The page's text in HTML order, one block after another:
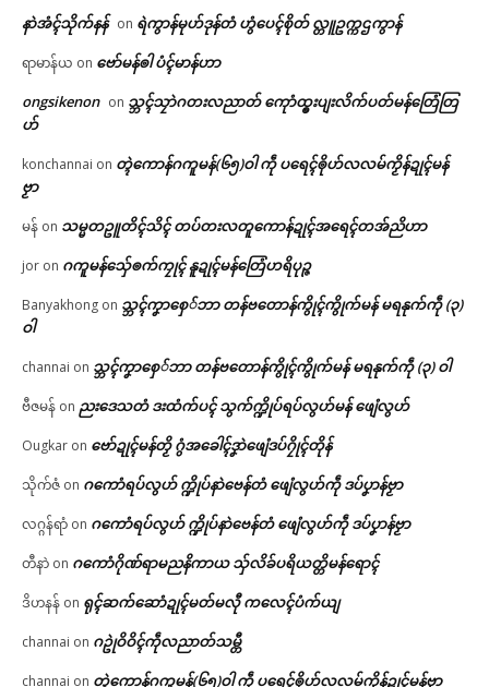
နာဲအံၚ်သိုက်နန် on ရဲကွာန်မုဟ်ဒုန်တံ ဟွံပေၚ်စိုတ် လ္တူဥက္ကဌကွာန်
ရာမာန်ယ on ဗော်မန်ၜါ ပံၚ်မာန်ဟာ
ongsikenon on သ္ဘၚ်သၠာဲဂတးလညာတ် ကေုာံထ္ၜးပျးလိက်ပတ်မန်တြေံတြ
ဟ်
konchannai on တ္ၚဲကောန်ဂကူမန်(၆၅)ဝါ ကဵု ပရေၚ်ၜိုဟ်လလမ်ကၟိန်ဍုၚ်မန်
ဗၟာ
မန် on သမ္မတဥူတိၚ်သိၚ် တပ်တးလတူကောန်ဍုၚ်အရေၚ်တအ်ညိဟာ
jor on ဂကူမန်​သှ်ေၜက်ကၠုၚ် နူဍုၚ်မန်တြေံဟရိပုဉ္ဇ
Banyakhong on သ္ဘၚ်ကၞာစှေ်ဘာ တန်ဗတောန်ကွိုၚ်ကွိုက်မန် မရနုက်ကဵု (၃)
ဝါ
channai on သ္ဘၚ်ကၞာစှေ်ဘာ တန်ဗတောန်ကွိုၚ်ကွိုက်မန် မရနုက်ကဵု (၃) ဝါ
ဗီဇမန် on ညးဒေသတံ ဒးထံက်ပၚ် သွက်က္ဍိုပ်ရပ်လွဟ်မန် ဖျေံလွဟ်
Ougkar on ဗော်ဍုၚ်မန်တၟိ ဂွံအခေါၚ်ဒၞာဲဖျေံဒပ်ဂၠိုၚ်တိုန်
သိုက်ဇံ on ဂကောံရပ်လွဟ် က္ဍိုပ်နာဲဗေန်တံ ဖျေံလွဟ်ကဵု ဒပ်ပၞာန်ဗၟာ
လဂ္ဂန်ရာံ on ဂကောံရပ်လွဟ် က္ဍိုပ်နာဲဗေန်တံ ဖျေံလွဟ်ကဵု ဒပ်ပၞာန်ဗၟာ
တီနာဲ on ဂကောံဂိုဏ်ရာမညနိကာယ သှ်လိခ်ပရိယတ္တိမန်ရောၚ်
ဒိဟနန် on ရုၚ်ဆက်ဆောံဍုၚ်မတ်မလီု ကလေၚ်ပံက်ယျ
channai on ဂဥုဲဝိဝိၚ်ကဵုလညာတ်သမ္တီ
channai on တ္ၚဲကောန်ဂကူမန်(၆၅)ဝါ ကဵု ပရေၚ်ၜိုဟ်လလမ်ကၟိန်ဍုၚ်မန်ဗၟာ